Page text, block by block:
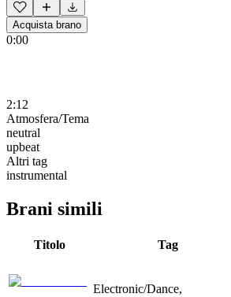
Acquista brano
0:00
2:12
Atmosfera/Tema
neutral
upbeat
Altri tag
instrumental
Brani simili
Titolo Tag
Electronic/Dance,